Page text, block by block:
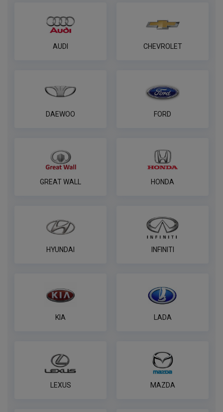
AUDI CHEVROLET
DAEWOO FORD
GREAT WALL HONDA
HYUNDAI INFINITI
KIA LADA
LEXUS MAZDA